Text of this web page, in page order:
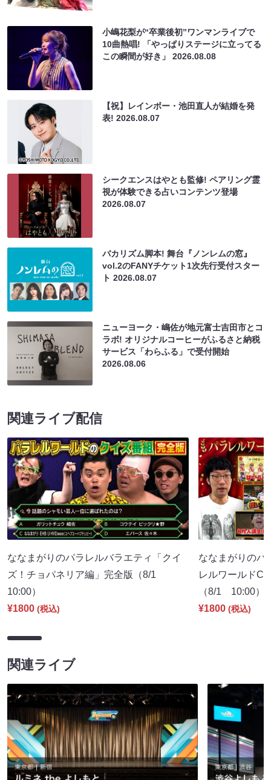
小嶋花梨が“卒業後初”ワンマンライブで
10曲熱唱! 「やっぱりステージに立ってる
この瞬間が好き」2026.08.08
【祝】レインボー・池田直人が結婚を発
表!2026.08.07
シークエンスはやとも監修! ペアリング霊
視が体験できる占いコンテンツ登場
2026.08.07
バカリズム脚本! 舞台『ノンレムの窓』
vol.2のFANYチケット1次先行受付スター
ト2026.08.07
ニューヨーク・嶋佐が地元富士吉田市とコ
ラボ! オリジナルコーヒーがふるさと納税
サービス「わらふる」で受付開始
2026.08.06
関連ライブ配信
ななまがりのパラレルバラエティ「クイ
ズ！チョパネリア編」完全版（8/1
10:00）
¥1800 (税込)
ななまがりのパ
レルワールド
（8/1 10:00）
¥1800 (税込)
関連ライブ